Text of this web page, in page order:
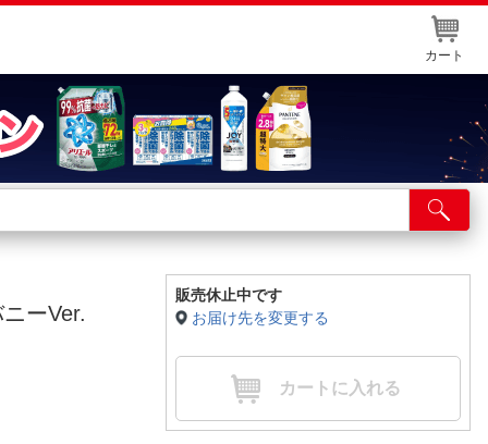
カート
舗サービス
ト取り置き
情報・店舗一覧
ーVer.
販売休止中です
お届け先を変更する
カートに入れる